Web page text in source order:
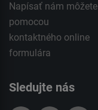
Napísať nám môžete
pomocou
kontaktného online
formulára
Sledujte nás